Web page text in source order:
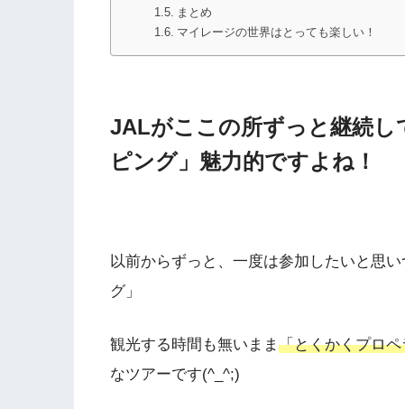
まとめ
マイレージの世界はとっても楽しい！
JALがここの所ずっと継続し
ピング」魅力的ですよね！
以前からずっと、一度は参加したいと思
グ」
観光する時間も無いまま 「とくかくプロ
なツアーです(^_^;)